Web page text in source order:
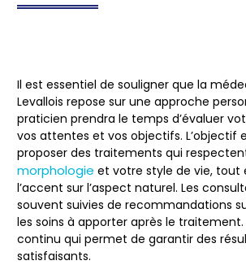
Il est essentiel de souligner que la
Levallois repose sur une approche
praticien prendra le temps d’évaluer
vos attentes et vos objectifs. L’objectif
proposer des traitements qui
morphologie et votre style de vie,
l’accent sur l’aspect naturel. Les
souvent suivies de recommandations
les soins à apporter après le traitement.
continu qui permet de garantir des
satisfaisants.